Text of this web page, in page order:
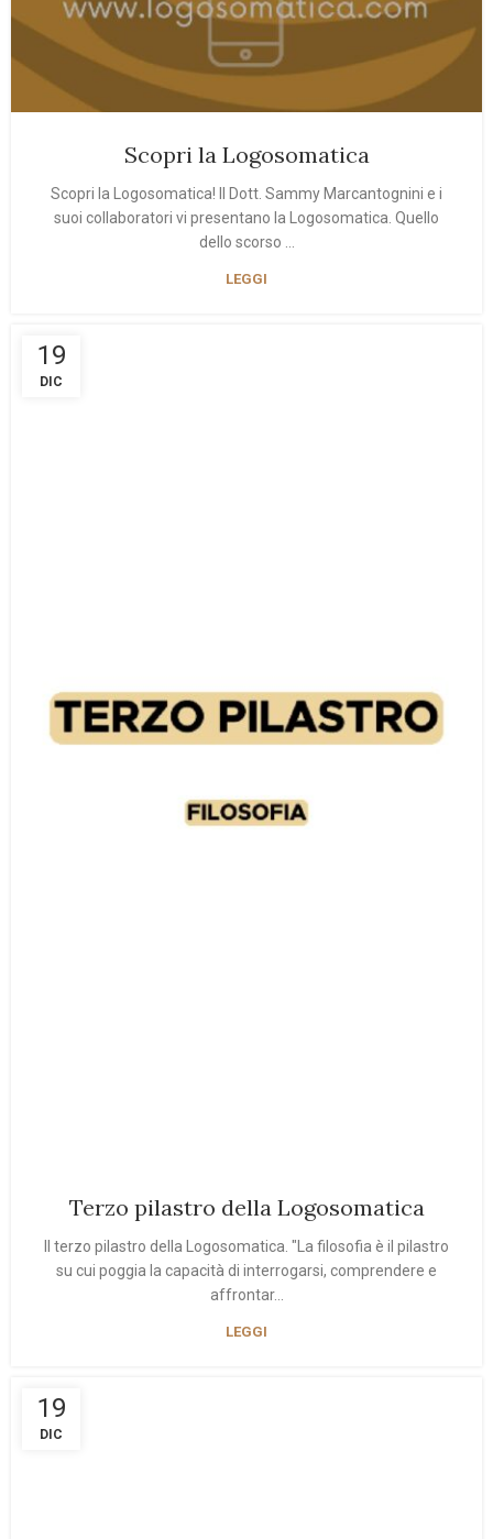
Scopri la Logosomatica
Scopri la Logosomatica! Il Dott. Sammy Marcantognini e i
suoi collaboratori vi presentano la Logosomatica. Quello
dello scorso ...
LEGGI
19
DIC
Terzo pilastro della Logosomatica
Il terzo pilastro della Logosomatica. "La filosofia è il pilastro
su cui poggia la capacità di interrogarsi, comprendere e
affrontar...
LEGGI
19
DIC